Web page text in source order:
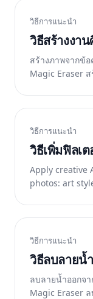
วิธีการแนะนำ
วิธีสร้างงา
สร้างภาพจากข้อ
Magic Eraser
วิธีการแนะนำ
วิธีเพิ่มฟิลเ
Apply creative
photos: art
วิธีการแนะนำ
วิธีลบลายน้
ลบลายน้ำออกจ
Magic Eraser